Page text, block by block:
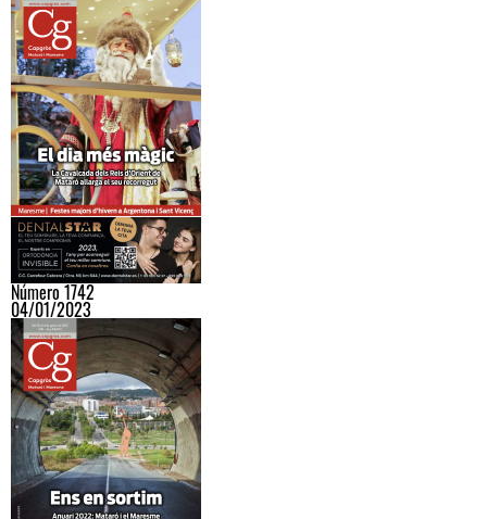
Número 1742
04/01/2023